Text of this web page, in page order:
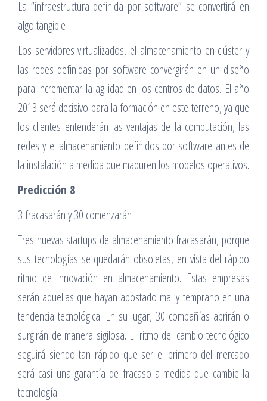
La “infraestructura definida por software” se convertirá en
algo tangible
Los servidores virtualizados, el almacenamiento en clúster y
las redes definidas por software convergirán en un diseño
para incrementar la agilidad en los centros de datos. El año
2013 será decisivo para la formación en este terreno, ya que
los clientes entenderán las ventajas de la computación, las
redes y el almacenamiento definidos por software antes de
la instalación a medida que maduren los modelos operativos.
Predicción 8
3 fracasarán y 30 comenzarán
Tres nuevas startups de almacenamiento fracasarán, porque
sus tecnologías se quedarán obsoletas, en vista del rápido
ritmo de innovación en almacenamiento. Estas empresas
serán aquellas que hayan apostado mal y temprano en una
tendencia tecnológica. En su lugar, 30 compañías abrirán o
surgirán de manera sigilosa. El ritmo del cambio tecnológico
seguirá siendo tan rápido que ser el primero del mercado
será casi una garantía de fracaso a medida que cambie la
tecnología.